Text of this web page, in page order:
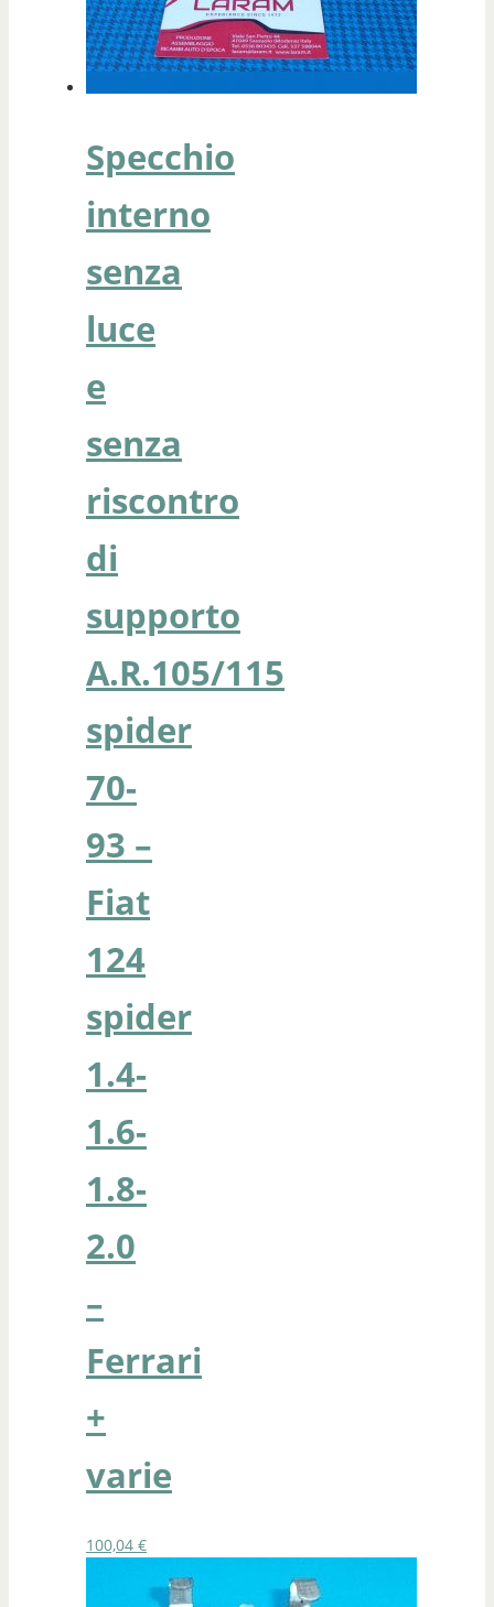
Specchio
interno
senza
luce
e
senza
riscontro
di
supporto
A.R.105/115
spider
70-
93 –
Fiat
124
spider
1.4-
1.6-
1.8-
2.0
–
Ferrari
+
varie
100,04 €